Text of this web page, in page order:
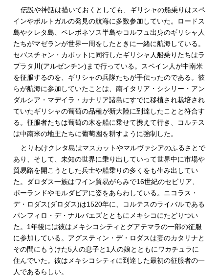
伝説や神話は措いておくとしても、ギリシャの船乗りはスペ
インやポルトガルの発見の航海に多数参加していた。ロードス
島やクレタ島、ペレポネソス半島やコルフュ出身のギリシャ人
たちがマゼランが世界一周をしたときに一緒に航海している。
セバスチャン・カボットに同行したギリシャ人船乗りたちはラ
プラタ川(アルゼンチン)まで行っている。スペイン人が中南米
を征服するのを、ギリシャの兵隊たちが手伝ったのである。彼
らが航海に参加していたことは、南イタリア・シシリー・アン
ダルシア・マデイラ・カナリア諸島にすでに移植され栽培され
ていたギリシャの葡萄の品種が新大陸に到達したことと符合す
る。征服者たちは葡萄の木を船に乗せて携えて行き、コルテス
は中南米の地主たちに葡萄園を耕すように強制した。
とりわけクレタ島はマスカットやマルヴァシアのふるさとで
あり、そして、未知の世界に乗り出していって世界中に市場や
貿易路を開こうとした兵士や船乗りの多くをも生み出してい
た。ダロダス一族はワイン貿易がらみで16世紀のセビリア、
ポーランドやモルダビアに姿をあらわしている。ニコラス・
デ・ロダス(ダロダス)は1520年に、コルテスのライバルである
パンフィロ・デ・ナルバエズとともにメキシコにたどりつい
た。1年後には彼はメキシコシティとグアテマラの一部の征服
に参加している。アグスティン・デ・ロダスは妻のカタリナと
その間にもうけた5人の息子と1人の娘とともにワカチュラに
住んでいた。彼はメキシコシティに到達した最初の征服者の一
人であるらしい。